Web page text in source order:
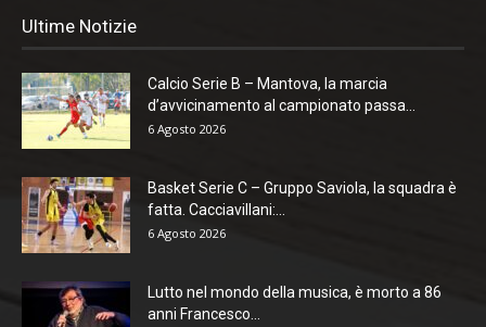
Ultime Notizie
Calcio Serie B – Mantova, la marcia
d’avvicinamento al campionato passa...
6 Agosto 2026
Basket Serie C – Gruppo Saviola, la squadra è
fatta. Cacciavillani:...
6 Agosto 2026
Lutto nel mondo della musica, è morto a 86
anni Francesco...